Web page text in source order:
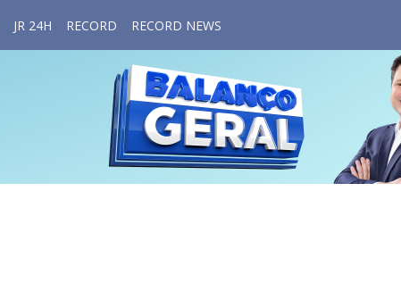
JR 24H RECORD RECORD NEWS